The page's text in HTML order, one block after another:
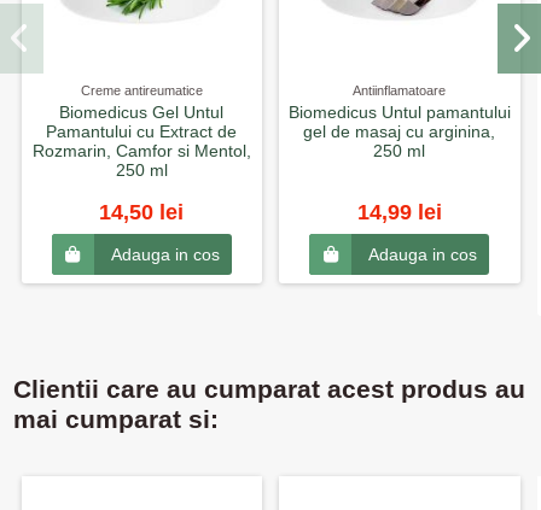
Creme antireumatice
Biomedicus Gel Untul
Pamantului cu Extract de
Rozmarin, Camfor si Mentol,
250 ml
14,50 lei
Adauga in cos
Antiinflamatoare
Biomedicus Untul pamantului
gel de masaj cu arginina,
250 ml
14,99 lei
Adauga in cos
Clientii care au cumparat acest produs au
mai cumparat si: